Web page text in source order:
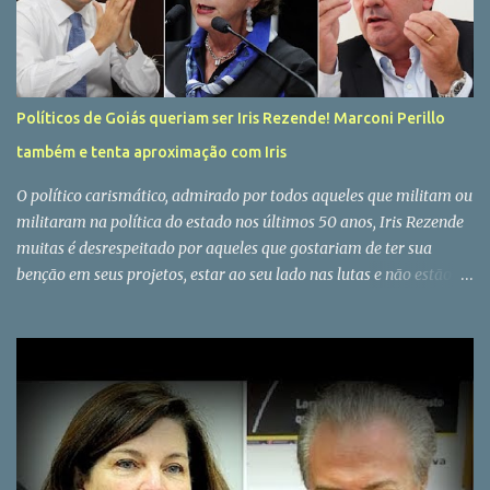
Políticos de Goiás queriam ser Iris Rezende! Marconi Perillo
também e tenta aproximação com Iris
O político carismático, admirado por todos aqueles que militam ou
militaram na política do estado nos últimos 50 anos, Iris Rezende
muitas é desrespeitado por aqueles que gostariam de ter sua
benção em seus projetos, estar ao seu lado nas lutas e não estão
que mantém o estilo único de fazer política a mais de meio século.
Para aqueles que não se lembram, ou fazem questão de esquecer,
todos os políticos de expressão em Goiás em algum momento da
sua vida pública teve alguma ligação com Iris Rezende. O
Governador Marconi Perillo, O Senador Ronaldo Caiado, o